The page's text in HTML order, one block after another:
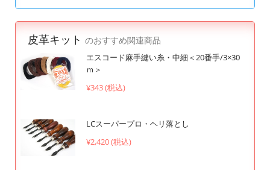
皮革キット のおすすめ関連商品
エスコード麻手縫い糸・中細＜20番手/3×30
ｍ＞
¥343 (税込)
LCスーパープロ・ヘリ落とし
¥2,420 (税込)